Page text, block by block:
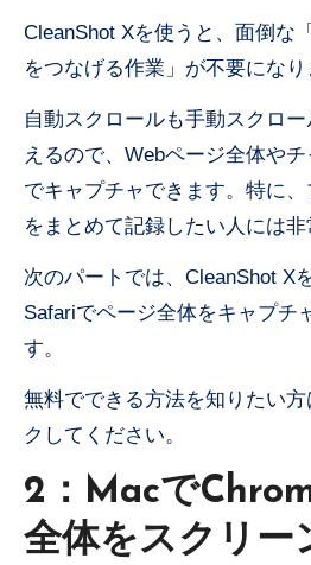
CleanShot Xを使うと、面倒な
をつなげる作業」が不要になり
自動スクロールも手動スクロ
えるので、Webページ全体や
でキャプチャできます。特に
をまとめて記録したい人には非
次のパートでは、CleanShot X
Safariでページ全体をキャプチ
す。
無料でできる方法を知りたい
クしてください。
2：Macで
全体をスクリー